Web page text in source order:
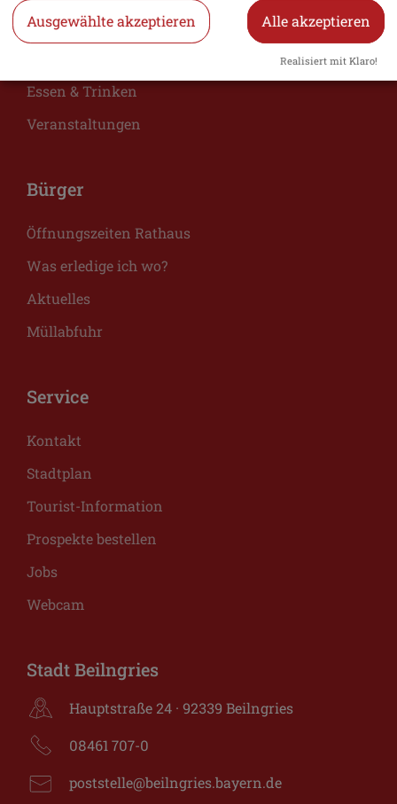
Urlaub
Essen & Trinken
Veranstaltungen
Bürger
Öffnungszeiten Rathaus
Was erledige ich wo?
Aktuelles
Müllabfuhr
Service
Kontakt
Stadtplan
Tourist-Information
Prospekte bestellen
Jobs
Webcam
Stadt Beilngries
Hauptstraße 24 · 92339 Beilngries
08461 707-0
poststelle@beilngries.bayern.de
Ausgewählte akzeptieren Alle akzeptieren
Realisiert mit Klaro!